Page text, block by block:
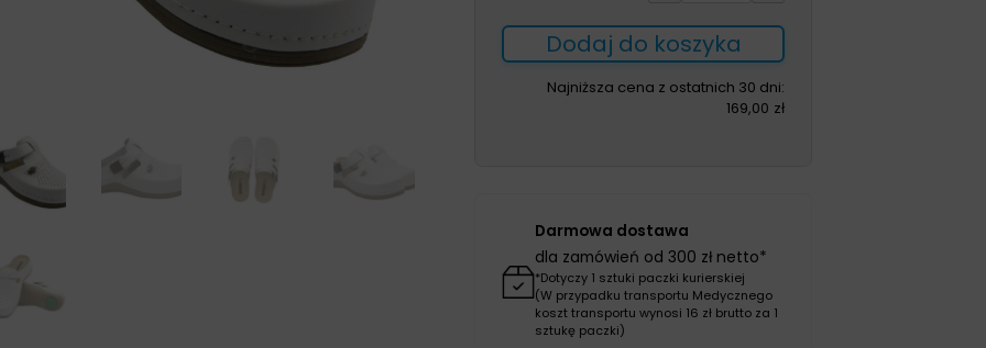
damskie
białe
900
rozm.41
Dodaj do koszyka
Najniższa cena z ostatnich 30 dni:
169,00 zł
Darmowa dostawa
dla zamówień od 300 zł netto*
*Dotyczy 1 sztuki paczki kurierskiej
(W przypadku transportu Medycznego
koszt transportu wynosi 16 zł brutto za 1
sztukę paczki)